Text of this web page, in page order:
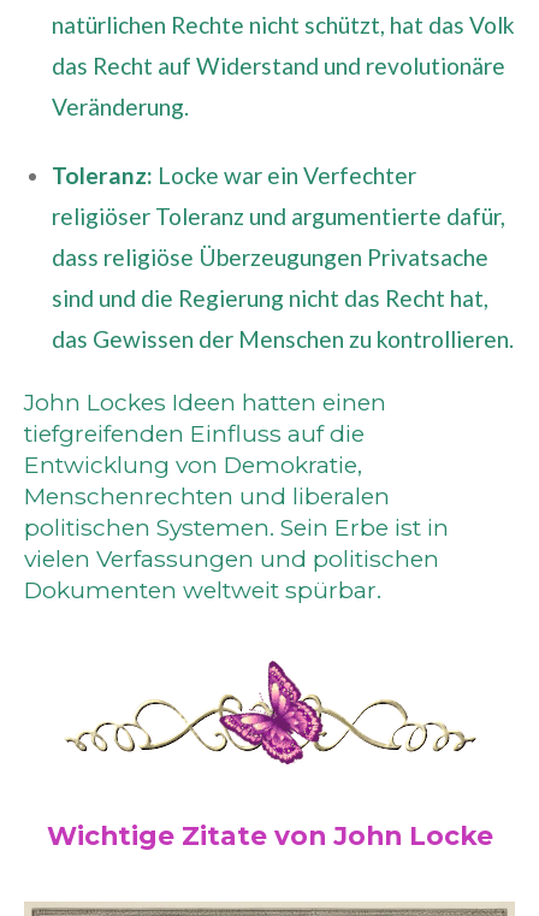
natürlichen Rechte nicht schützt, hat das Volk
das Recht auf Widerstand und revolutionäre
Veränderung.
Toleranz: Locke war ein Verfechter
religiöser Toleranz und argumentierte dafür,
dass religiöse Überzeugungen Privatsache
sind und die Regierung nicht das Recht hat,
das Gewissen der Menschen zu kontrollieren.
John Lockes Ideen hatten einen
tiefgreifenden Einfluss auf die
Entwicklung von Demokratie,
Menschenrechten und liberalen
politischen Systemen. Sein Erbe ist in
vielen Verfassungen und politischen
Dokumenten weltweit spürbar.
Wichtige Zitate von John Locke